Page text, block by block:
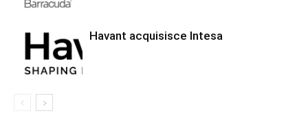
Havant acquisisce Intesa